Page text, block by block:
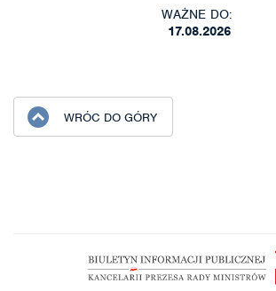
WAŻNE DO:
17.08.2026
WRÓC DO GÓRY